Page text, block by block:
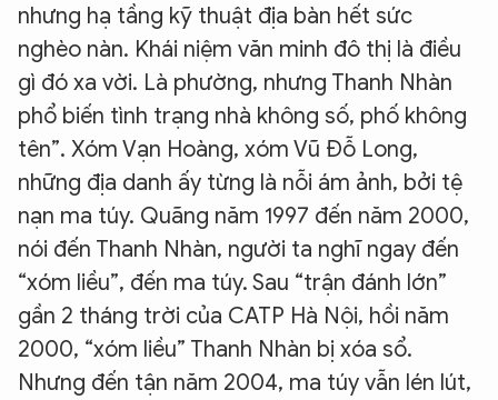
nhưng hạ tầng kỹ thuật địa bàn hết sức
nghèo nàn. Khái niệm văn minh đô thị là điều
gì đó xa vời. Là phường, nhưng Thanh Nhàn
phổ biến tình trạng nhà không số, phố không
tên”. Xóm Vạn Hoàng, xóm Vũ Đỗ Long,
những địa danh ấy từng là nỗi ám ảnh, bởi tệ
nạn ma túy. Quãng năm 1997 đến năm 2000,
nói đến Thanh Nhàn, người ta nghĩ ngay đến
“xóm liều”, đến ma túy. Sau “trận đánh lớn”
gần 2 tháng trời của CATP Hà Nội, hồi năm
2000, “xóm liều” Thanh Nhàn bị xóa sổ.
Nhưng đến tận năm 2004, ma túy vẫn lén lút,